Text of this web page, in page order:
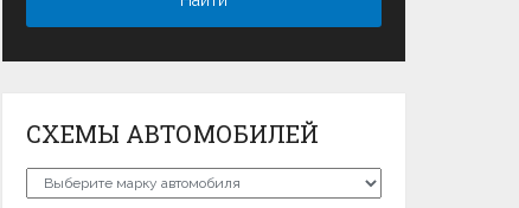
СХЕМЫ АВТОМОБИЛЕЙ
Схемы